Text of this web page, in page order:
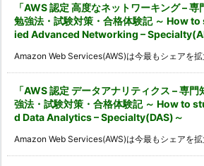
「AWS 認定 高度なネットワーキング – 専
勉強法・試験対策・合格体験記 ～ How
ied Advanced Networking –
Amazon Web Services(AWS)は今最もシェアを
「AWS 認定 データアナリティクス – 専
強法・試験対策・合格体験記 ～ How to
d Data Analytics – Specialty(DAS)～
Amazon Web Services(AWS)は今最もシェアを